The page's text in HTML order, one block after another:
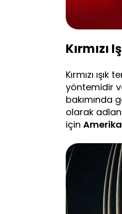
Kırmızı
Kırmızı
yöntemidir
bakımında
olarak
için Amerika